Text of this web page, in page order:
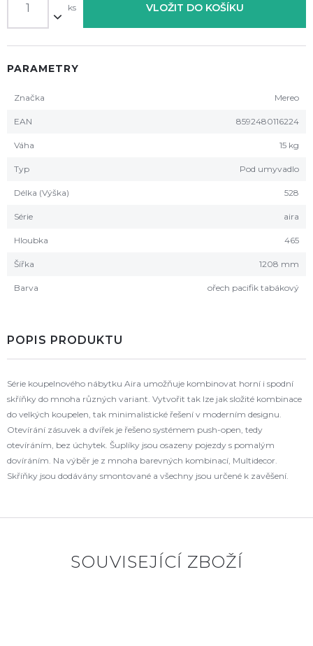
ks VLOŽIT DO KOŠÍKU
PARAMETRY
Značka Mereo
EAN 8592480116224
Váha 15 kg
Typ Pod umyvadlo
Délka (Výška) 528
Série aira
Hloubka 465
Šířka 1208 mm
Barva ořech pacifik tabákový
POPIS PRODUKTU
Série koupelnového nábytku Aira umožňuje kombinovat horní i spodní
skříňky do mnoha různých variant. Vytvořit tak lze jak složité kombinace
do velkých koupelen, tak minimalistické řešení v moderním designu.
Otevírání zásuvek a dvířek je řešeno systémem push-open, tedy
otevíráním, bez úchytek. Šuplíky jsou osazeny pojezdy s pomalým
dovíráním. Na výběr je z mnoha barevných kombinací, Multidecor.
Skříňky jsou dodávány smontované a všechny jsou určené k zavěšení.
SOUVISEJÍCÍ ZBOŽÍ